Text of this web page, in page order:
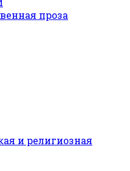
проза
и религиозная